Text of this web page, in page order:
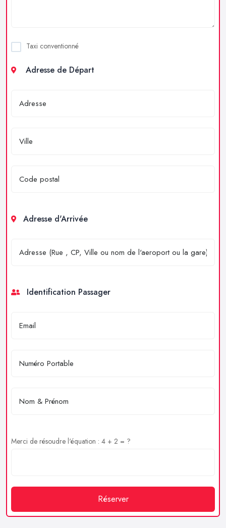
Taxi conventionné
Adresse de Départ
Adresse d'Arrivée
Identification Passager
Merci de résoudre l'équation : 4 + 2 = ?
Réserver